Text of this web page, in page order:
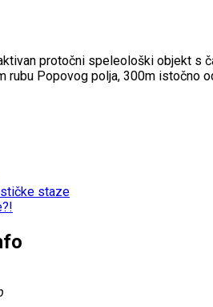
protočni speleološki objekt s
rubu Popovog polja, 300m istočno
staze